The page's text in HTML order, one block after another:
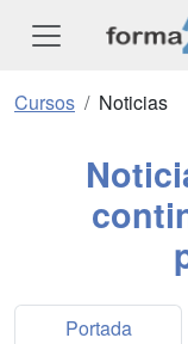
Cursos Noticias
Portada